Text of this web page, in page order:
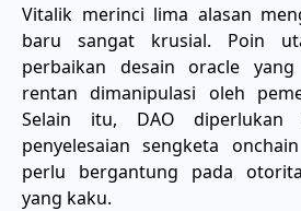
​Vitalik merinci lima alasan
baru sangat krusial. Poin
perbaikan desain oracle
rentan dimanipulasi oleh
Selain itu, DAO diperlukan
penyelesaian sengketa
perlu bergantung pada
yang kaku.